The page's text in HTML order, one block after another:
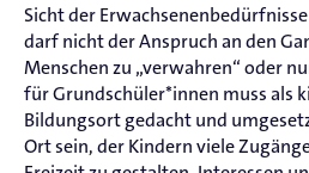
Sicht der
darf nicht der Anspruch an den
Menschen zu „verwahren“ oder
für Grundschüler*innen muss als
Bildungsort gedacht und
Ort sein, der Kindern viele